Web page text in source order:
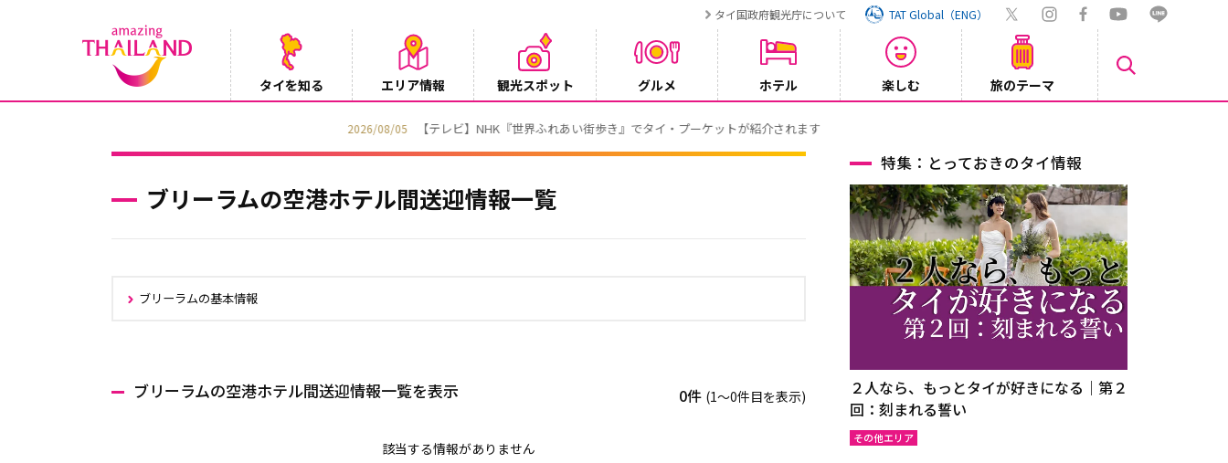
タイ国政府観光庁について TAT Global（ENG）
タイを知る エリア情報 観光スポット グルメ ホテル 楽しむ 旅のテーマ
【テレビ】NHK『世界ふれあい街歩き』でタイ・プーケットが紹介されます
ブリーラムの空港ホテル間送迎情報一覧
ブリーラムの基本情報
ブリーラムの空港ホテル間送迎情報一覧を表示 0件 (1〜0件目を表示)
該当する情報がありません
特集：とっておきのタイ情報
２人なら、もっとタイが好きになる｜第２
回：刻まれる誓い
その他エリア